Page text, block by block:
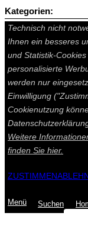
Auf dieser Seite
Technisch nicht
Ihnen ein besseres
und Statistik-
personalisierte
werden nur
Einwilligung
Cookienutzung
Weitere
finden Sie hier.
ZUSTIMMEN
Menü Suchen
Kategorien: